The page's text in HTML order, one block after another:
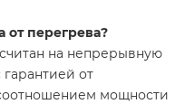
от перегрева?
на непрерывную
от
мощности